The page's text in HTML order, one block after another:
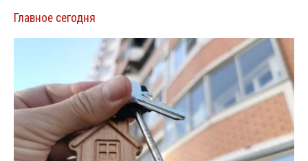
Главное сегодня